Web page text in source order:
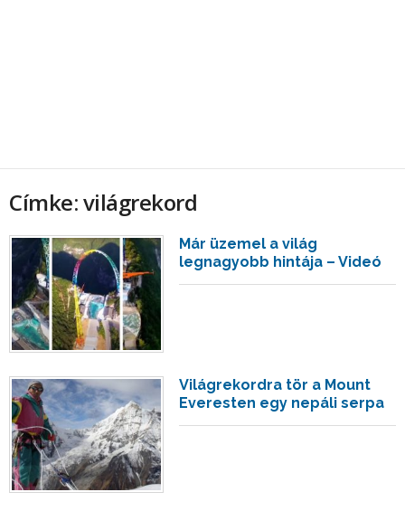
Címke: világrekord
Már üzemel a világ
legnagyobb hintája – Videó
Világrekordra tör a Mount
Everesten egy nepáli serpa